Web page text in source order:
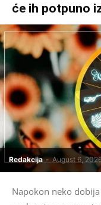
će ih potpuno
Redakcija - August 6,
Napokon neko